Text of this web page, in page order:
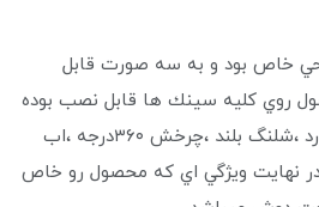
خاص بود و به سه صورت قابل
روي كليه سينك ها قابل نصب بوده
و هيچ گونه محدوديتي ندارد ،شلنگ بلند ،چرخش ٣٦٠درجه ،اب
نهايت ويژگي اي كه محصول رو خاص